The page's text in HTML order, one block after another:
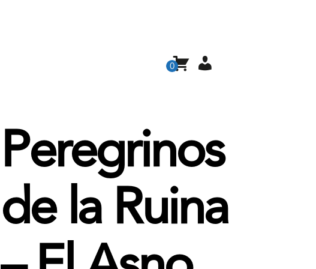
0
Peregrinos
de la Ruina